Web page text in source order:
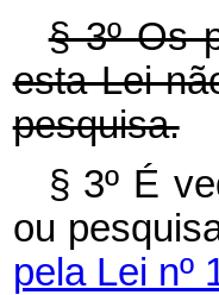
§ 3º Os
esta Lei
pesquisa.
§ 3º É
ou
pela Lei nº